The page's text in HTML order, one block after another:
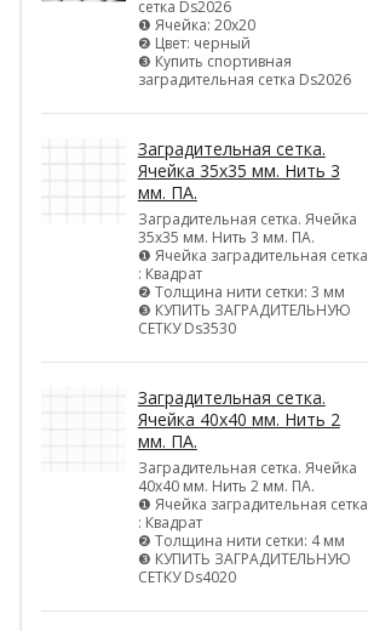
сетка Ds2026
❶ Ячейка: 20х20
❷ Цвет: черный
❸ Купить спортивная
заградительная сетка Ds2026
Заградительная сетка.
Ячейка 35х35 мм. Нить 3
мм. ПА.
Заградительная сетка. Ячейка
35х35 мм. Нить 3 мм. ПА.
❶ Ячейка заградительная сетка
: Квадрат
❷ Толщина нити сетки: 3 мм
❸ КУПИТЬ ЗАГРАДИТЕЛЬНУЮ
СЕТКУ Ds3530
Заградительная сетка.
Ячейка 40х40 мм. Нить 2
мм. ПА.
Заградительная сетка. Ячейка
40х40 мм. Нить 2 мм. ПА.
❶ Ячейка заградительная сетка
: Квадрат
❷ Толщина нити сетки: 4 мм
❸ КУПИТЬ ЗАГРАДИТЕЛЬНУЮ
СЕТКУ Ds4020